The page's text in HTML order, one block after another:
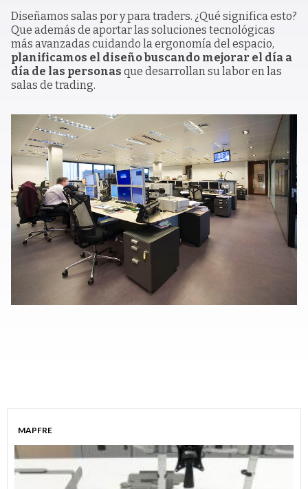
Diseñamos salas por y para traders. ¿Qué significa esto?
Que además de aportar las soluciones tecnológicas
más avanzadas cuidando la ergonomía del espacio,
planificamos el diseño buscando mejorar el día a
día de las personas que desarrollan su labor en las
salas de trading.
MAPFRE